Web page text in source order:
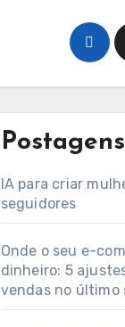
IA para criar
seguidores
Onde o seu e-
dinheiro: 5
vendas no último